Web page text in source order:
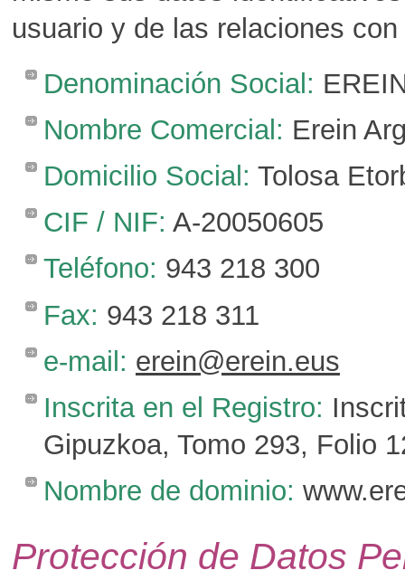
usuario y de las relaciones
Denominación Social:
Nombre Comercial: Erein
Domicilio Social: Tolosa
CIF / NIF: A-20050605
Teléfono: 943 218 300
Fax: 943 218 311
e-mail: erein@erein.eus
Inscrita en el Registro:
Gipuzkoa, Tomo 293, Folio
Nombre de dominio:
Protección de Datos